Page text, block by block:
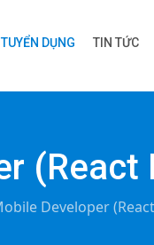
TUYỂN DỤNG TIN TỨC
(React
Developer